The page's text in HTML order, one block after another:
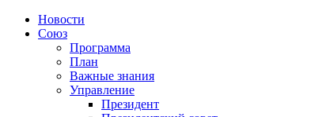
Новости
Союз
Программа
План
Важные знания
Управление
Президент